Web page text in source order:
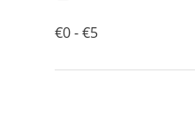
€0 - €5